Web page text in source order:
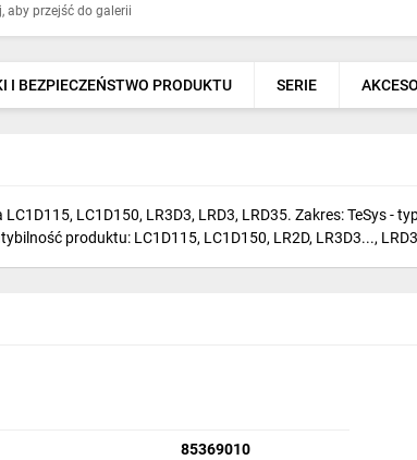
aby przejść do galerii
I BEZPIECZEŃSTWO PRODUKTU SERIE
LC1D115, LC1D150, LR3D3, LRD3, LRD35. Zakres: TeSys
produktu: LC1D115, LC1D150, LR2D, LR3D3...,
85369010